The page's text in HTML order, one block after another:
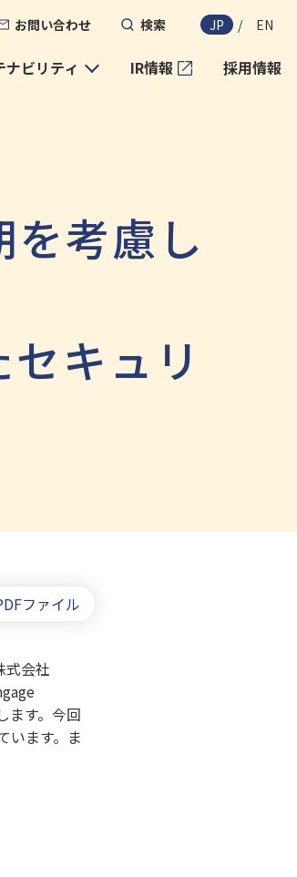
お問い合わせ 検索 JP / EN
ナビリティ IR情報 採用情報
考慮し
キュリ
ファイル
式会社
ます。今回
います。ま